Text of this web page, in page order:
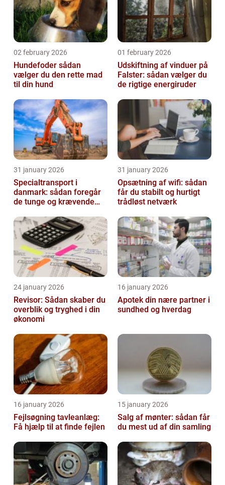
02 february 2026
Hundefoder sådan
vælger du den rette mad
til din hund
01 february 2026
Udskiftning af vinduer på
Falster: sådan vælger du
de rigtige energiruder
31 january 2026
Specialtransport i
danmark: sådan foregår
de tunge og krævende
31 january 2026
Opsætning af wifi: sådan
får du stabilt og hurtigt
trådløst netværk
24 january 2026
Revisor: Sådan skaber du
overblik og tryghed i din
økonomi
16 january 2026
Apotek din nære partner i
sundhed og hverdag
16 january 2026
Fejlsøgning tavleanlæg:
Få hjælp til at finde fejlen
15 january 2026
Salg af mønter: sådan får
du mest ud af din samling